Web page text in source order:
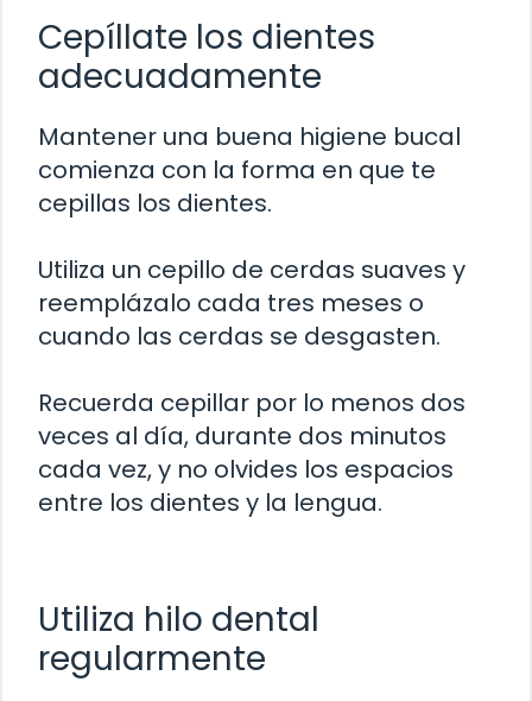
Cepíllate los dientes
adecuadamente
Mantener una buena higiene bucal
comienza con la forma en que te
cepillas los dientes.
Utiliza un cepillo de cerdas suaves y
reemplázalo cada tres meses o
cuando las cerdas se desgasten.
Recuerda cepillar por lo menos dos
veces al día, durante dos minutos
cada vez, y no olvides los espacios
entre los dientes y la lengua.
Utiliza hilo dental
regularmente